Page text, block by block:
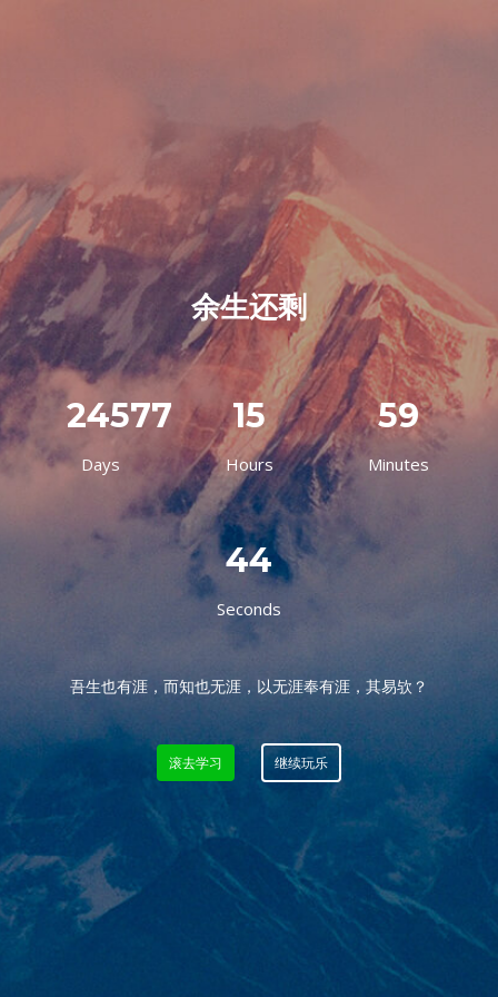
余生还剩
24577
Days
15
Hours
59
Minutes
43
Seconds
吾生也有涯，而知也无涯，以无涯奉有涯，其易欤？
滚去学习 继续玩乐